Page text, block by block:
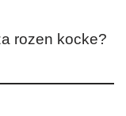
rozen kocke?